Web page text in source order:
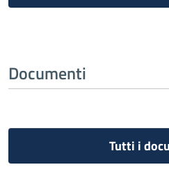
Documenti
Tutti i